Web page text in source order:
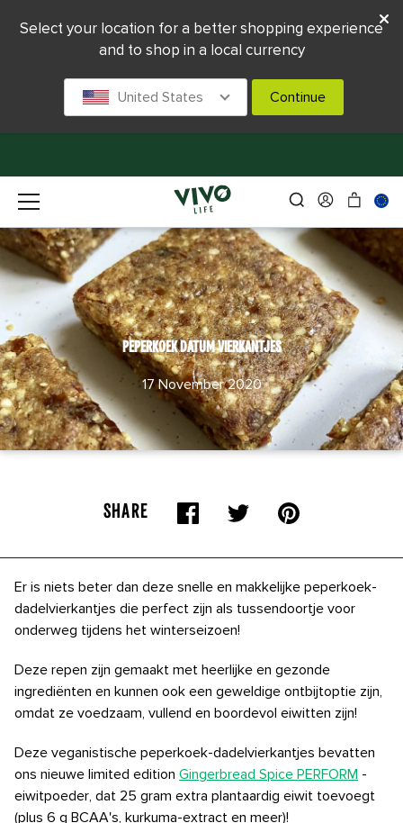
PEPERKOEK DATUM VIERKANTJES
17 November 2020
SHARE
Er is niets beter dan deze snelle en makkelijke peperkoek-
dadelvierkantjes die perfect zijn als tussendoortje voor
onderweg tijdens het winterseizoen!
Deze repen zijn gemaakt met heerlijke en gezonde
ingrediënten en kunnen ook een geweldige ontbijtoptie zijn,
omdat ze voedzaam, vullend en boordevol eiwitten zijn!
Deze veganistische peperkoek-dadelvierkantjes bevatten
ons nieuwe limited edition Gingerbread Spice PERFORM -
eiwitpoeder, dat 25 gram extra plantaardig eiwit toevoegt
(plus 6 g BCAA's, kurkuma-extract en meer)!
Select your location for a better shopping experience
and to shop in a local currency
United States Continue